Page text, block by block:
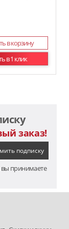
в корзину
в 1 клик
заказ!
принимаете